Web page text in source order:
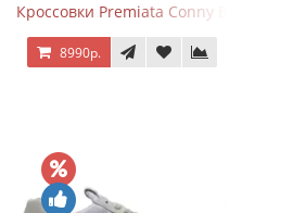
Кроссовки Premiata Conny Blue Brown
8990р.